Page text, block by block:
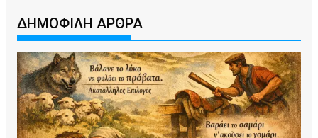
ΔΗΜΟΦΙΛΗ ΑΡΘΡΑ